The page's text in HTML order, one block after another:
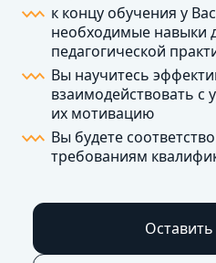
к концу обучения у
необходимые навыки
педагогической
Вы научитесь
взаимодействовать с
их мотивацию
Вы будете
требованиям
Оставить